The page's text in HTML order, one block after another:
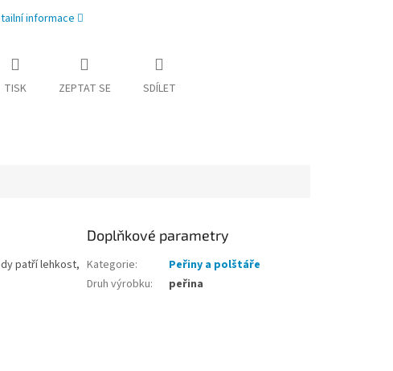
informace
TISK ZEPTAT SE SDÍLET
patří lehkost,
Doplňkové parametry
Kategorie:
Peřiny a polštáře
Druh výrobku: peřina